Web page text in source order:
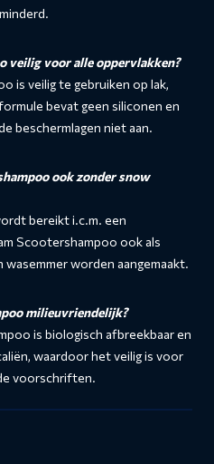
veilig voor alle oppervlakken?
is veilig te gebruiken op lak,
bevat geen siliconen en
beschermlagen niet aan.
ook zonder snow
bereikt i.c.m. een
Scootershampoo ook als
worden aangemaakt.
milieuvriendelijk?
is biologisch afbreekbaar en
waardoor het veilig is voor
voorschriften.